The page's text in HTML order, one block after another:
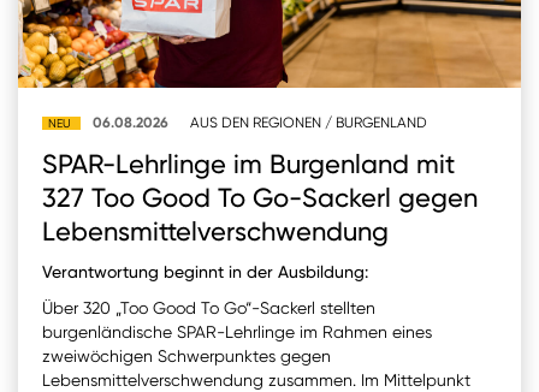
Nachhaltigkeit
Sie wollen unsere aktuellen Medienmitteilungen
automatisch per E-Mail erhalten? Dann tragen Sie
einfach Ihre Daten in unseren
Presseverteiler
ein
(Bitte beachten Sie, dass der Presseverteiler
ausschließlich für Medienkontakte und nicht für
Privatpersonen gedacht ist)
Zum Presseverteiler
NEU 06.08.2026 AUS DEN REGIONEN / BURGENLAND
SPAR-Lehrlinge im Burgenland mit
327 Too Good To Go-Sackerl gegen
Lebensmittelverschwendung
Verantwortung beginnt in der Ausbildung:
Über 320 „Too Good To Go“-Sackerl stellten
burgenländische SPAR-Lehrlinge im Rahmen eines
zweiwöchigen Schwerpunktes gegen
Lebensmittelverschwendung zusammen. Im Mittelpunkt